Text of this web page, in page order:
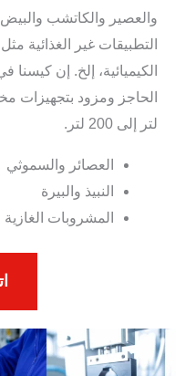
والعصير والكاتشب
التطبيقات غير الغذائية
الكيميائية، إلخ. إن
لتر إلى 200 لتر.
العصائر والسموثي
النبيذ والبيرة
المشروبات الغازية